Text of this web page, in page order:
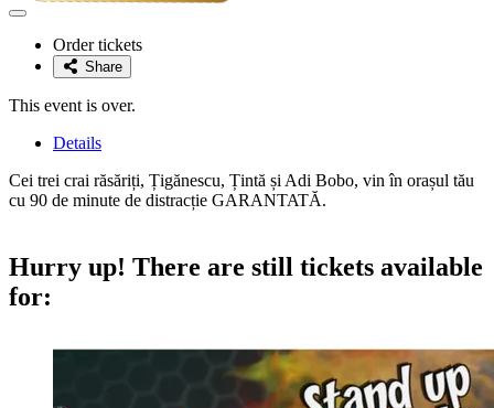
Adaugă
favoriteOrder tickets
Share
This event is over.
Details
Cei trei crai răsăriți, Țigănescu, Țintă și Adi Bobo, vin în orașul tău
cu 90 de minute de distracție GARANTATĂ.
Hurry up! There are still tickets available
for: